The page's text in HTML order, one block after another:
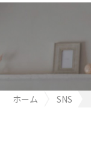
ホーム SNS